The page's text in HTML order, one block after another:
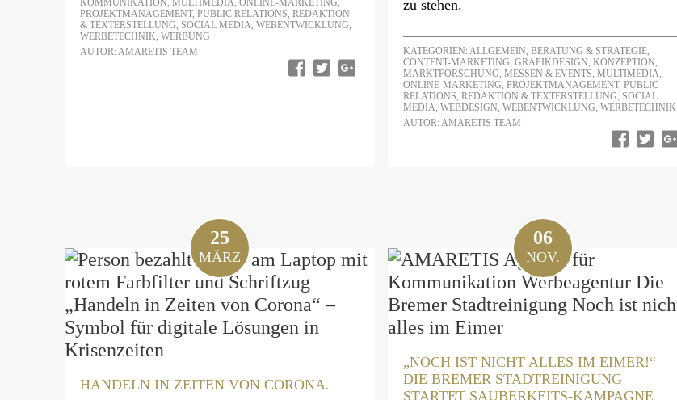
KOMMUNIKATION, MULTIMEDIA, ONLINE-MARKETING,
PROJEKTMANAGEMENT, PUBLIC RELATIONS, REDAKTION
& TEXTERSTELLUNG, SOCIAL MEDIA, WEBENTWICKLUNG,
WERBETECHNIK, WERBUNG
AUTOR: AMARETIS TEAM
zu stehen.
KATEGORIEN:ALLGEMEIN,BERATUNG & STRATEGIE,
CONTENT-MARKETING,GRAFIKDESIGN,KONZEPTION,
MARKTFORSCHUNG,MESSEN & EVENTS,MULTIMEDIA,
ONLINE-MARKETING,PROJEKTMANAGEMENT,PUBLIC
RELATIONS,REDAKTION & TEXTERSTELLUNG, SOCIAL
MEDIA,WEBDESIGN,WEBENTWICKLUNG,WERBETECHNIK
AUTOR: AMARETIS TEAM
25
MÄRZ
HANDELN IN ZEITEN VON CORONA.
06
NOV.
„NOCH IST NICHT ALLES IM EIMER!“
DIE BREMER STADTREINIGUNG
STARTET SAUBERKEITS-KAMPAGNE